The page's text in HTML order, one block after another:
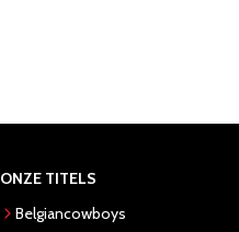
ONZE TITELS
Belgiancowboys